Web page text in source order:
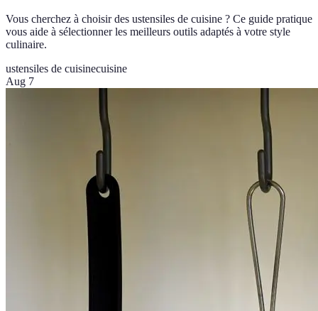
Vous cherchez à choisir des ustensiles de cuisine ? Ce guide pratique
vous aide à sélectionner les meilleurs outils adaptés à votre style
culinaire.
ustensiles de cuisinecuisine
Aug 7